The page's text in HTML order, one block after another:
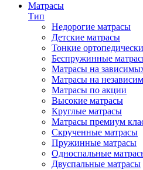
Матрасы
Тип
Недорогие матрасы
Детские матрасы
Тонкие
Беспружинные
Матрасы на
Матрасы на
Матрасы по акции
Высокие матрасы
Круглые матрасы
Матрасы премиум
Скрученные матрасы
Пружинные матрасы
Односпальные
Двуспальные матрасы